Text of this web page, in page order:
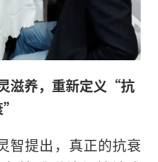
滋养，重新定义“抗
智提出，真正的抗衰